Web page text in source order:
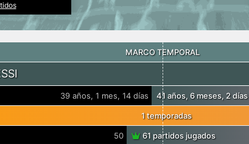
MARCO TEMPORAL
39 años, 1 mes, 14 días 41 años, 6 meses, 2 días
1 temporadas
50 61 partidos jugados